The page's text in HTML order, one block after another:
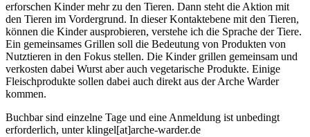
erforschen Kinder mehr zu den Tieren. Dann steht die Aktion mit
den Tieren im Vordergrund. In dieser Kontaktebene mit den Tieren,
können die Kinder ausprobieren, verstehe ich die Sprache der Tiere.
Ein gemeinsames Grillen soll die Bedeutung von Produkten von
Nutztieren in den Fokus stellen. Die Kinder grillen gemeinsam und
verkosten dabei Wurst aber auch vegetarische Produkte. Einige
Fleischprodukte sollen dabei auch direkt aus der Arche Warder
kommen.
Buchbar sind einzelne Tage und eine Anmeldung ist unbedingt
erforderlich, unter klingel[at]arche-warder.de